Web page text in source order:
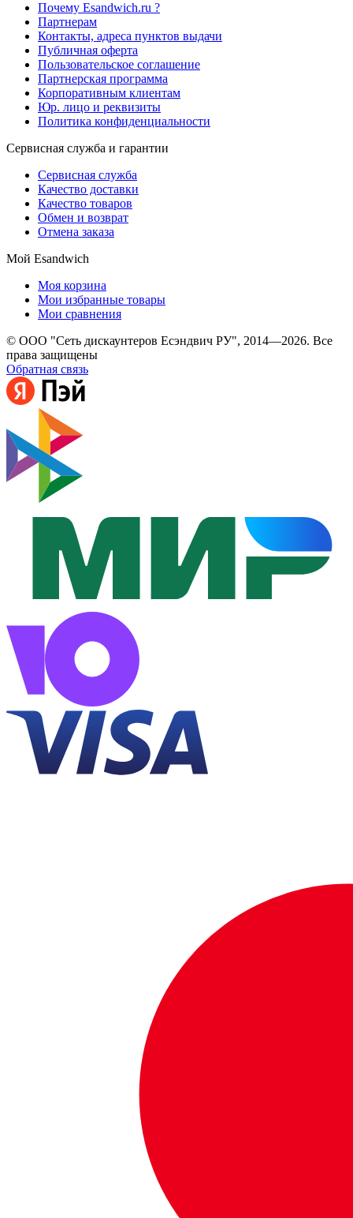
Почему Esandwich.ru ?
Партнерам
Контакты, адреса пунктов выдачи
Публичная оферта
Пользовательское соглашение
Партнерская программа
Корпоративным клиентам
Юр. лицо и реквизиты
Политика конфиденциальности
Сервисная служба и гарантии
Сервисная служба
Качество доставки
Качество товаров
Обмен и возврат
Отмена заказа
Мой Esandwich
Моя корзина
Мои избранные товары
Мои сравнения
© ООО "Сеть дискаунтеров Есэндвич РУ", 2014—2026. Все
права защищены
Обратная связь